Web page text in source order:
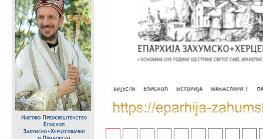
адреси и са новим изгледом
Поштовани посјетиоци, од Васкрса ове
Епархије Захумско-херцеговачке и